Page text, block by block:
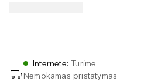
Internete:Turime
Nemokamas pristatymas